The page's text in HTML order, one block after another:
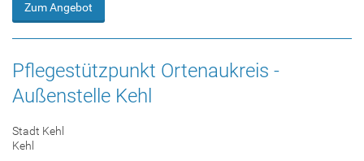
Zum Angebot
Pflegestützpunkt Ortenaukreis -
Außenstelle Kehl
Stadt Kehl
Kehl